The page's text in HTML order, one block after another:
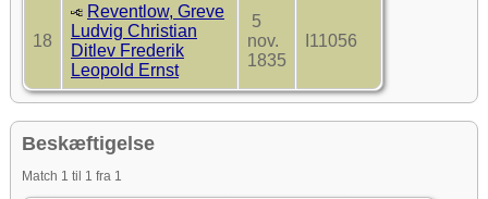
18
Reventlow, Greve
Ludvig Christian
Ditlev Frederik
Leopold Ernst
5
nov.
1835
I11056
Beskæftigelse
Match 1 til 1 fra 1